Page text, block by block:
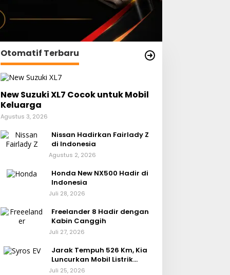
Otomatif Terbaru
New Suzuki XL7 Cocok untuk Mobil
Keluarga
Agustus 3, 2026
Nissan Hadirkan Fairlady Z
di Indonesia
Agustus 2, 2026
Honda New NX500 Hadir di
Indonesia
Juli 28, 2026
Freelander 8 Hadir dengan
Kabin Canggih
Juli 27, 2026
Jarak Tempuh 526 Km, Kia
Luncurkan Mobil Listrik
Murah Syros EV
Juli 25, 2026